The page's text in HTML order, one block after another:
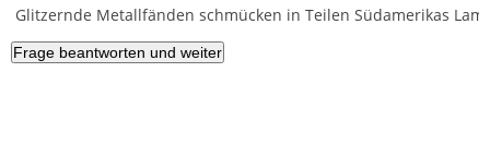
Glitzernde Metallfänden schmücken in Teilen Südamerikas